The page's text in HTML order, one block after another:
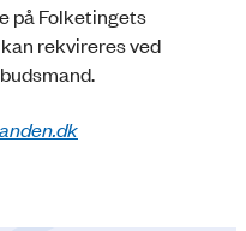
på Folketingets
rekvireres ved